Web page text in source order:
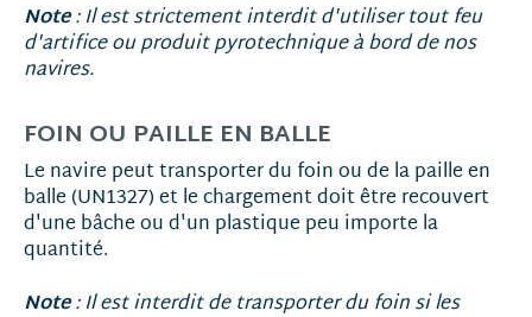
Note: Il est strictement interdit d'utiliser tout feu
d'artifice ou produit pyrotechnique à bord de nos
navires.
FOIN OU PAILLE EN BALLE
Le navire peut transporter du foin ou de la paille en
balle (UN1327) et le chargement doit être recouvert
d'une bâche ou d'un plastique peu importe la
quantité.
Note: Il est interdit de transporter du foin si les